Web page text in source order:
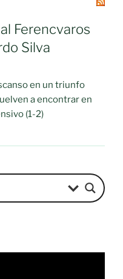
Ferencvaros
Silva
en un triunfo
a encontrar en
(1-2)